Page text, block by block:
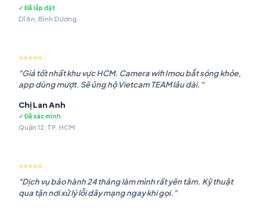
✓ Đã lắp đặt
Dĩ An, Bình Dương
⭐⭐⭐⭐⭐
"Giá tốt nhất khu vực HCM. Camera wifi Imou bắt sóng khỏe,
app dùng mượt. Sẽ ủng hộ Vietcam TEAM lâu dài."
Chị Lan Anh
✓ Đã xác minh
Quận 12, TP. HCM
⭐⭐⭐⭐⭐
"Dịch vụ bảo hành 24 tháng làm mình rất yên tâm. Kỹ thuật
qua tận nơi xử lý lỗi dây mạng ngay khi gọi."